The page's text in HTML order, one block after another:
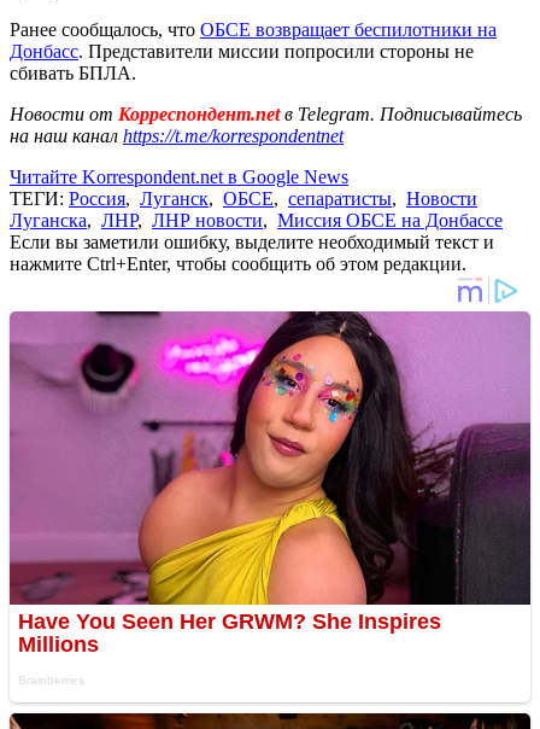
Ранее сообщалось, что ОБСЕ возвращает беспилотники на
Донбасс. Представители миссии попросили стороны не
сбивать БПЛА.
Новости от Корреспондент.netв Telegram. Подписывайтесь
на наш канал https://t.me/korrespondentnet
Читайте Korrespondent.net в Google News
ТЕГИ: Россия, Луганск, ОБСЕ, сепаратисты, Новости
Луганска, ЛНР, ЛНР новости, Миссия ОБСЕ на Донбассе
Если вы заметили ошибку, выделите необходимый текст и
нажмите Ctrl+Enter, чтобы сообщить об этом редакции.